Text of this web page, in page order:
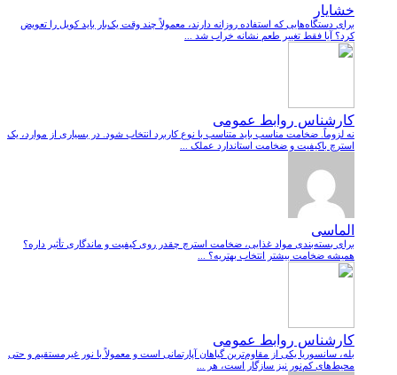
خشایار
برای دستگاه‌هایی که استفاده روزانه دارند، معمولاً چند وقت یک‌بار باید کویل را تعویض
کرد؟ آیا فقط تغییر طعم نشانه خراب شد ...
کارشناس روابط عمومی
نه لزوماً. ضخامت مناسب باید متناسب با نوع کاربرد انتخاب شود. در بسیاری از موارد، یک
استرچ باکیفیت و ضخامت استاندارد عملک ...
الماسی
برای بسته‌بندی مواد غذایی، ضخامت استرچ چقدر روی کیفیت و ماندگاری تأثیر داره؟
همیشه ضخامت بیشتر انتخاب بهتریه؟ ...
کارشناس روابط عمومی
بله، سانسوریا یکی از مقاوم‌ترین گیاهان آپارتمانی است و معمولاً با نور غیرمستقیم و حتی
محیط‌های کم‌نور نیز سازگار است، هر ...